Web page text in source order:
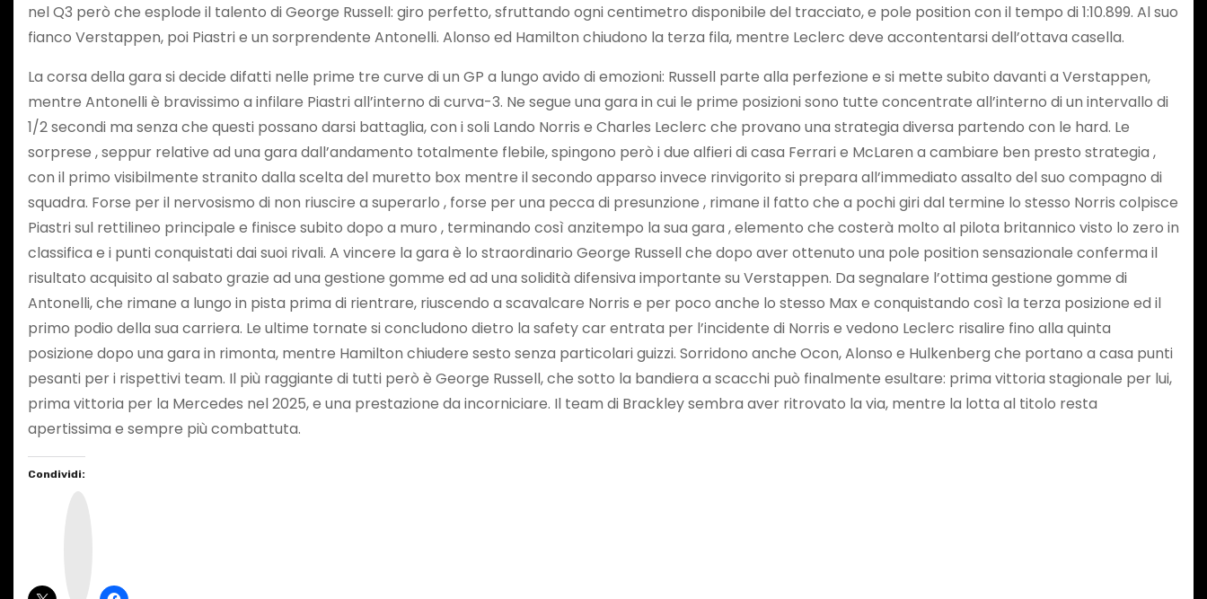
nel Q3 però che esplode il talento di George Russell: giro perfetto, sfruttando ogni centimetro disponibile del tracciato, e pole position con il tempo di 1:10.899. Al suo
fianco Verstappen, poi Piastri e un sorprendente Antonelli. Alonso ed Hamilton chiudono la terza fila, mentre Leclerc deve accontentarsi dell’ottava casella.
La corsa della gara si decide difatti nelle prime tre curve di un GP a lungo avido di emozioni: Russell parte alla perfezione e si mette subito davanti a Verstappen,
mentre Antonelli è bravissimo a infilare Piastri all’interno di curva-3. Ne segue una gara in cui le prime posizioni sono tutte concentrate all’interno di un intervallo di
1/2 secondi ma senza che questi possano darsi battaglia, con i soli Lando Norris e Charles Leclerc che provano una strategia diversa partendo con le hard. Le
sorprese , seppur relative ad una gara dall’andamento totalmente flebile, spingono però i due alfieri di casa Ferrari e McLaren a cambiare ben presto strategia ,
con il primo visibilmente stranito dalla scelta del muretto box mentre il secondo apparso invece rinvigorito si prepara all’immediato assalto del suo compagno di
squadra. Forse per il nervosismo di non riuscire a superarlo , forse per una pecca di presunzione , rimane il fatto che a pochi giri dal termine lo stesso Norris colpisce
Piastri sul rettilineo principale e finisce subito dopo a muro , terminando così anzitempo la sua gara , elemento che costerà molto al pilota britannico visto lo zero in
classifica e i punti conquistati dai suoi rivali. A vincere la gara è lo straordinario George Russell che dopo aver ottenuto una pole position sensazionale conferma il
risultato acquisito al sabato grazie ad una gestione gomme ed ad una solidità difensiva importante su Verstappen. Da segnalare l’ottima gestione gomme di
Antonelli, che rimane a lungo in pista prima di rientrare, riuscendo a scavalcare Norris e per poco anche lo stesso Max e conquistando così la terza posizione ed il
primo podio della sua carriera. Le ultime tornate si concludono dietro la safety car entrata per l’incidente di Norris e vedono Leclerc risalire fino alla quinta
posizione dopo una gara in rimonta, mentre Hamilton chiudere sesto senza particolari guizzi. Sorridono anche Ocon, Alonso e Hulkenberg che portano a casa punti
pesanti per i rispettivi team. Il più raggiante di tutti però è George Russell, che sotto la bandiera a scacchi può finalmente esultare: prima vittoria stagionale per lui,
prima vittoria per la Mercedes nel 2025, e una prestazione da incorniciare. Il team di Brackley sembra aver ritrovato la via, mentre la lotta al titolo resta
apertissima e sempre più combattuta.
Condividi: